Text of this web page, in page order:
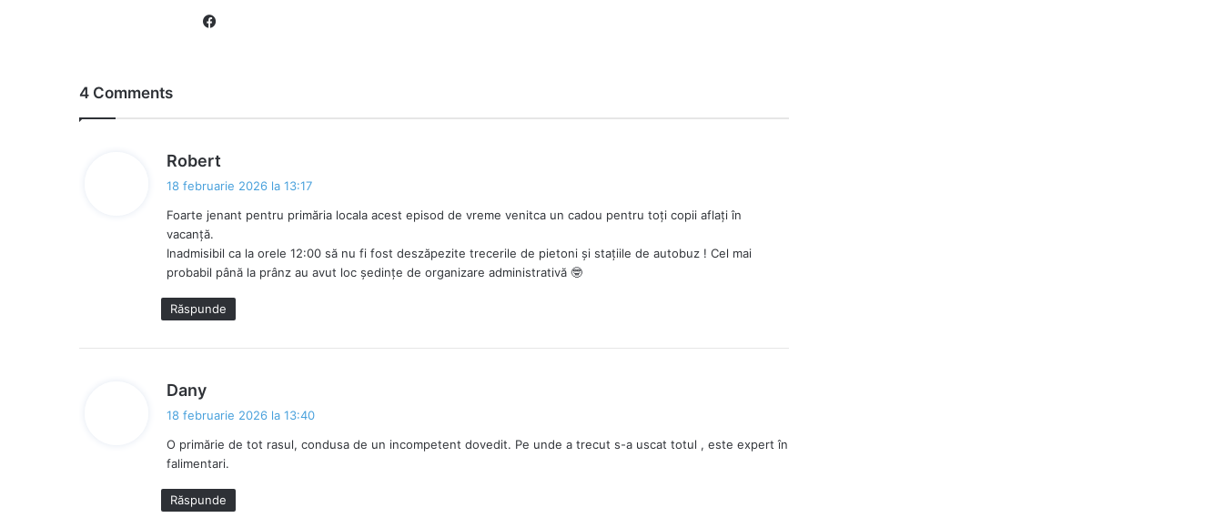
4 Comments
Robert
n
:
18 februarie 2026 la 13:17
Foarte jenant pentru primăria locala acest episod de vreme venitca un cadou pentru toți copii aflați în
vacanță.
Inadmisibil ca la orele 12:00 să nu fi fost deszăpezite trecerile de pietoni și stațiile de autobuz ! Cel mai
probabil până la prânz au avut loc ședințe de organizare administrativă 🤓
Răspunde
Dany
n
e
:
18 februarie 2026 la 13:40
O primărie de tot rasul, condusa de un incompetent dovedit. Pe unde a trecut s-a uscat totul , este expert în
falimentari.
Răspunde